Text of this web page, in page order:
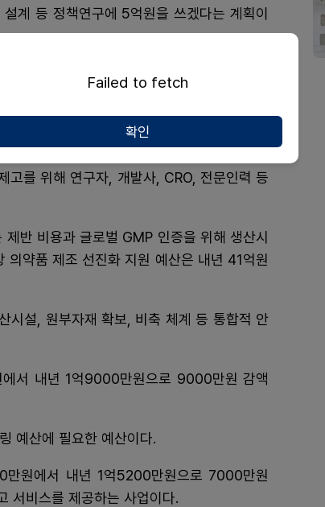
계 등 정책연구에 5억원을 쓰겠다는 계획이
버스터급 신약 창출과 혁신생태계 구축을 위
로벌 백신 펀드도 200억원 순증한다. 글로
내년 70억2700만원으로 18억8700만원 증
고를 위해 연구자, 개발사, CRO, 전문인력 등
반 비용과 글로벌 GMP 인증을 위해 생산시
의약품 제조 선진화 지원 예산은 내년 41억원
시설, 원부자재 확보, 비축 체계 등 통합적 안
서 내년 1억9000만원으로 9000만원 감액
예산에 필요한 예산이다.
만원에서 내년 1억5200만원으로 7000만원
서비스를 제공하는 사업이다.
Failed to fetch
확인